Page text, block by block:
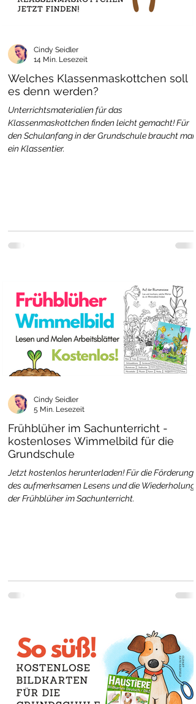
Welches Klassenmaskottchen soll
es denn werden?
Unterrichtsmaterialien für das
Klassenmaskottchen finden leicht gemacht! Für
den Schulanfang in der Grundschule braucht man
ein Klassentier.
Cindy Seidler
14 Min. Lesezeit
Frühblüher im Sachunterricht -
kostenloses Wimmelbild für die
Grundschule
Jetzt kostenlos herunterladen! Für die Förderung
des aufmerksamen Lesens und die Wiederholung
der Frühblüher im Sachunterricht.
Cindy Seidler
5 Min. Lesezeit